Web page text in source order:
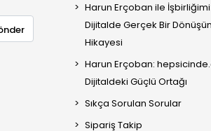
Harun Erçoban ile
Dijitalde Gerçek Bir
Hikayesi
Harun Erçoban:
Dijitaldeki Güçlü Ortağı
Sıkça Sorulan Sorular
Sipariş Takip